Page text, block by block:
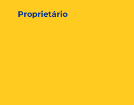
Proprietário